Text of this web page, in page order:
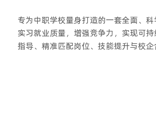
专为中职学校量身打造的一套全面、
实习就业质量，增强竞争力，实现可
指导、精准匹配岗位、技能提升与校企